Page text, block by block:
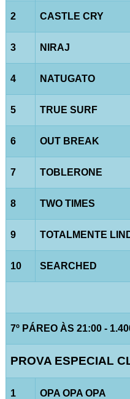
2 CASTLE CRY
3 NIRAJ
4 NATUGATO
5 TRUE SURF
6 OUT BREAK
7 TOBLERONE
8 TWO TIMES
9 TOTALMENTE
10 SEARCHED
7º PÁREO ÀS 21:00 -
PROVA ESPECIAL
1 OPA OPA OPA